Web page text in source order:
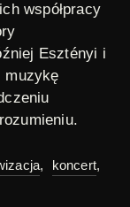
współpracy
Esztényi i
muzykę
, koncert,